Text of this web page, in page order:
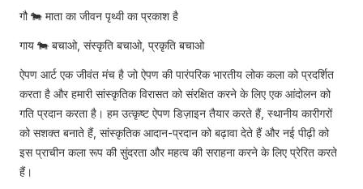
गौ 🐄 माता का जीवन पृथ्वी का प्रकाश है
गाय 🐄 बचाओ, संस्कृति बचाओ, प्रकृति बचाओ
ऐपण आर्ट एक जीवंत मंच है जो ऐपण की पारंपरिक भारतीय लोक कला को प्रदर्शित
करता है और हमारी सांस्कृतिक विरासत को संरक्षित करने के लिए एक आंदोलन को
गति प्रदान करता है। हम उत्कृष्ट ऐपण डिज़ाइन तैयार करते हैं, स्थानीय कारीगरों
को सशक्त बनाते हैं, सांस्कृतिक आदान-प्रदान को बढ़ावा देते हैं और नई पीढ़ी को
इस प्राचीन कला रूप की सुंदरता और महत्व की सराहना करने के लिए प्रेरित करते
हैं।